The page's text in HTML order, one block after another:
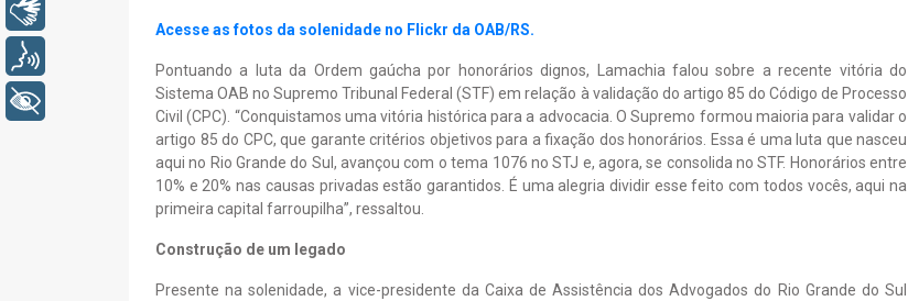
Acesse as fotos da solenidade no Flickr da OAB/RS.
Pontuando a luta da Ordem gaúcha por honorários dignos, Lamachia falou sobre a recente vitória do
Sistema OAB no Supremo Tribunal Federal (STF) em relação à validação do artigo 85 do Código de Processo
Civil (CPC). “Conquistamos uma vitória histórica para a advocacia. O Supremo formou maioria para validar o
artigo 85 do CPC, que garante critérios objetivos para a fixação dos honorários. Essa é uma luta que nasceu
aqui no Rio Grande do Sul, avançou com o tema 1076 no STJ e, agora, se consolida no STF. Honorários entre
10% e 20% nas causas privadas estão garantidos. É uma alegria dividir esse feito com todos vocês, aqui na
primeira capital farroupilha”, ressaltou.
Construção de um legado
Presente na solenidade, a vice-presidente da Caixa de Assistência dos Advogados do Rio Grande do Sul
+ Acessibilidade